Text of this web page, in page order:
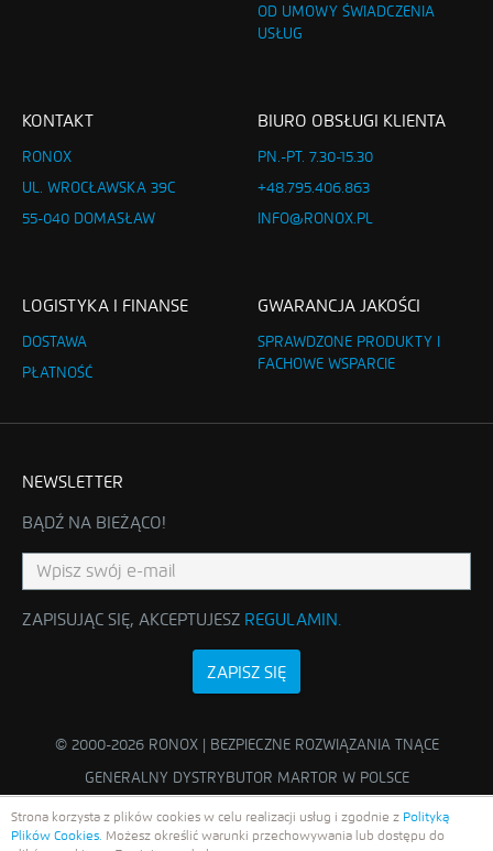
OD UMOWY ŚWIADCZENIA
USŁUG
KONTAKT
RONOX
UL. WROCŁAWSKA 39C
55-040 DOMASŁAW
BIURO OBSŁUGI KLIENTA
PN.-PT. 7.30-15.30
+48.795.406.863
INFO@RONOX.PL
LOGISTYKA I FINANSE
DOSTAWA
PŁATNOŚĆ
GWARANCJA JAKOŚCI
SPRAWDZONE PRODUKTY I
FACHOWE WSPARCIE
NEWSLETTER
BĄDŹ NA BIEŻĄCO!
ZAPISUJĄC SIĘ, AKCEPTUJESZ REGULAMIN
ZAPISZ SIĘ
© 2000-2026 RONOX | BEZPIECZNE ROZWIĄZANIA TNĄCE
GENERALNY DYSTRYBUTOR MARTOR W POLSCE
Strona korzysta z plików cookies w celu realizacji usług i zgodnie z Polityką
Plików Cookies. Możesz określić warunki przechowywania lub dostępu do